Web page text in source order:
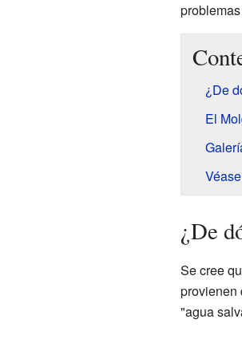
¿De
El
¿De
Se cree
provienen
"agua